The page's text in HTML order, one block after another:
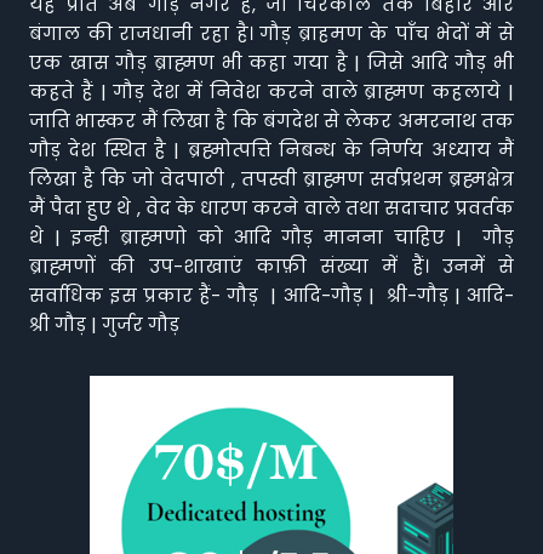
बंगाल की राजधानी रहा है। गौड़ ब्राहमण के पाँच भेदों में से
एक खास गौड़ ब्राह्मण भी कहा गया है | जिसे आदि गौड़ भी
कहते हैं | गौड़ देश में निवेश करने वाले ब्राह्मण कहलाये |
जाति भास्कर मैं लिखा है कि बंगदेश से लेकर अमरनाथ तक
गौड़ देश स्थित है | ब्रह्मोत्पत्ति निबन्ध के निर्णय अध्याय मैं
लिखा है कि जो वेदपाठी , तपस्वी ब्राह्मण सर्वप्रथम ब्रह्मक्षेत्र
मैं पैदा हुए थे , वेद के धारण करने वाले तथा सदाचार प्रवर्तक
थे | इन्ही ब्राह्मणो को आदि गौड़ मानना चाहिए | गौड़
ब्राह्मणों की उप-शाखाएं काफ़ी संख्या में हैं। उनमें से
सर्वाधिक इस प्रकार हैं- गौड़ | आदि-गौड़ | श्री-गौड़ | आदि-
श्री गौड़ | गुर्जर गौड़